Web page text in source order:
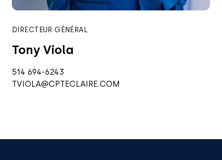
DIRECTEUR GÉNÉRAL
Tony Viola
514 694-6243
TVIOLA@CPTECLAIRE.COM